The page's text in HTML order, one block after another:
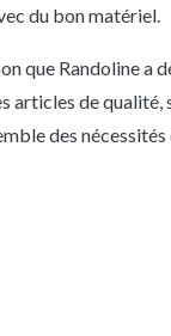
du bon matériel.
que Randoline a
articles de qualité,
des